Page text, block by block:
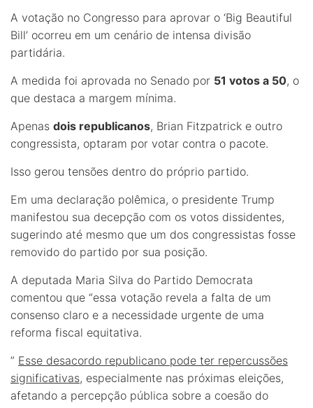
A votação no Congresso para aprovar o ‘Big Beautiful
Bill’ ocorreu em um cenário de intensa divisão
partidária.
A medida foi aprovada no Senado por 51 votos a 50, o
que destaca a margem mínima.
Apenas dois republicanos, Brian Fitzpatrick e outro
congressista, optaram por votar contra o pacote.
Isso gerou tensões dentro do próprio partido.
Em uma declaração polêmica, o presidente Trump
manifestou sua decepção com os votos dissidentes,
sugerindo até mesmo que um dos congressistas fosse
removido do partido por sua posição.
A deputada Maria Silva do Partido Democrata
comentou que “essa votação revela a falta de um
consenso claro e a necessidade urgente de uma
reforma fiscal equitativa.
” Esse desacordo republicano pode ter repercussões
significativas, especialmente nas próximas eleições,
afetando a percepção pública sobre a coesão do